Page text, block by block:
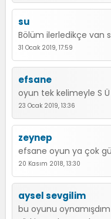
su
Bölüm ilerledikçe van
31 Ocak 2019, 17:59
efsane
oyun tek kelimeyle S Ü P
23 Ocak 2019, 13:36
zeynep
efsane oyun ya çok
20 Kasım 2018, 13:30
aysel sevgilim
bu oyunu